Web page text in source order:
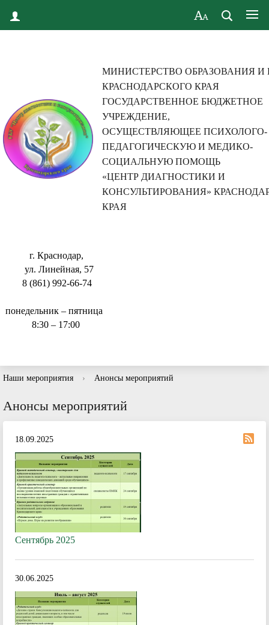
МИНИСТЕРСТВО ОБРАЗОВАНИЯ И
КРАСНОДАРСКОГО КРАЯ
ГОСУДАРСТВЕННОЕ БЮДЖЕТНОЕ
УЧРЕЖДЕНИЕ,
ОСУЩЕСТВЛЯЮЩЕЕ ПСИХОЛОГО-
ПЕДАГОГИЧЕСКУЮ И МЕДИКО-
СОЦИАЛЬНУЮ ПОМОЩЬ
«ЦЕНТР ДИАГНОСТИКИ И
КОНСУЛЬТИРОВАНИЯ»
КРАЯ
г. Краснодар,
ул. Линейная, 57
8 (861) 992-66-74
понедельник – пятница
8:30 – 17:00
Наши мероприятия › Анонсы мероприятий
Анонсы мероприятий
18.09.2025
Сентябрь 2025
30.06.2025